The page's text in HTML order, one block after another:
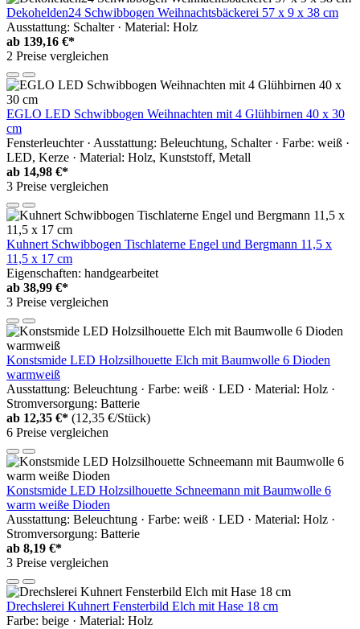
Dekohelden24 Schwibbogen Weihnachtsbäckerei 57 x 9 x 38 cm
Ausstattung: Schalter · Material: Holz
ab 139,16 €*
2 Preise vergleichen
EGLO LED Schwibbogen Weihnachten mit 4 Glühbirnen 40 x 30
cm
Fensterleuchter · Ausstattung: Beleuchtung, Schalter · Farbe: weiß ·
LED, Kerze · Material: Holz, Kunststoff, Metall
ab 14,98 €*
3 Preise vergleichen
Kuhnert Schwibbogen Tischlaterne Engel und Bergmann 11,5 x
11,5 x 17 cm
Eigenschaften: handgearbeitet
ab 38,99 €*
3 Preise vergleichen
Konstsmide LED Holzsilhouette Elch mit Baumwolle 6 Dioden
warmweiß
Ausstattung: Beleuchtung · Farbe: weiß · LED · Material: Holz ·
Stromversorgung: Batterie
ab 12,35 €* (12,35 €/Stück)
6 Preise vergleichen
Konstsmide LED Holzsilhouette Schneemann mit Baumwolle 6
warm weiße Dioden
Ausstattung: Beleuchtung · Farbe: weiß · LED · Material: Holz ·
Stromversorgung: Batterie
ab 8,19 €*
3 Preise vergleichen
Drechslerei Kuhnert Fensterbild Elch mit Hase 18 cm
Farbe: beige · Material: Holz